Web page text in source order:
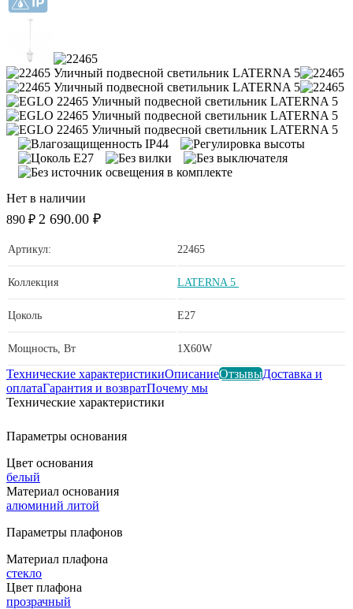
Нет в наличии
890 ₽ 2 690.00 ₽
Артикул: 22465
Коллекция LATERNA 5
Цоколь E27
Мощность, Вт 1X60W
Технические характеристикиОписаниеОтзывыДоставка и
оплатаГарантия и возвратПочему мы
Технические характеристики
Параметры основания
Цвет основания
белый
Материал основания
алюминий литой
Параметры плафонов
Материал плафона
стекло
Цвет плафона
прозрачный